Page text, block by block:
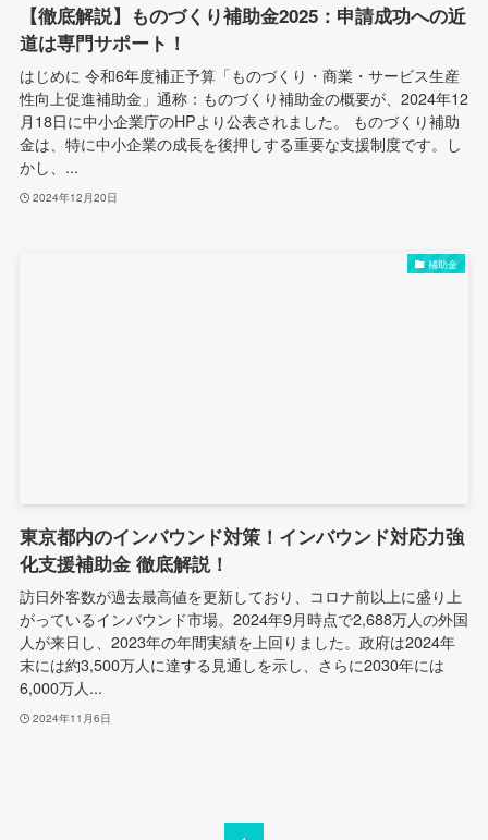
【徹底解説】ものづくり補助金2025：申請成功への近
道は専門サポート！
はじめに 令和6年度補正予算「ものづくり・商業・サービス生産
性向上促進補助金」通称：ものづくり補助金の概要が、2024年12
月18日に中小企業庁のHPより公表されました。 ものづくり補助
金は、特に中小企業の成長を後押しする重要な支援制度です。し
かし、...
2024年12月20日
補助金
東京都内のインバウンド対策！インバウンド対応力強
化支援補助金 徹底解説！
訪日外客数が過去最高値を更新しており、コロナ前以上に盛り上
がっているインバウンド市場。2024年9月時点で2,688万人の外国
人が来日し、2023年の年間実績を上回りました。政府は2024年
末には約3,500万人に達する見通しを示し、さらに2030年には
6,000万人...
2024年11月6日